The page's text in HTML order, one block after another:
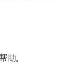
。